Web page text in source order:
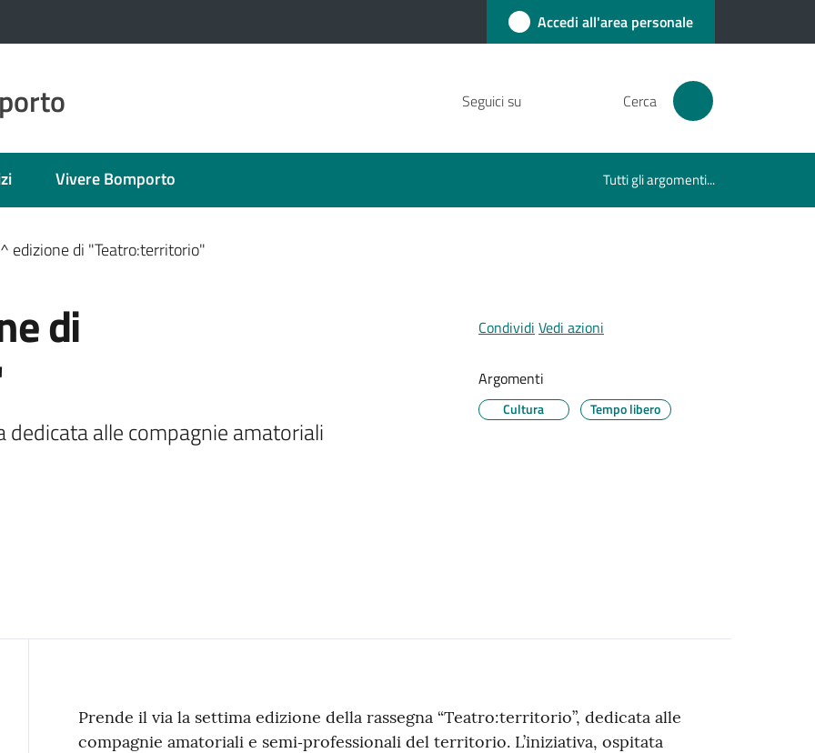
Accedi all'area personale
Seguici su Cerca
Vivere Bomporto Tutti gli argomenti...
edizione di "Teatro:territorio"
di
alle compagnie amatoriali
Condividi Vedi azioni
Argomenti
Cultura Tempo libero
Contenuto
Prende il via la settima edizione della rassegna “Teatro:territorio”, dedicata alle
compagnie amatoriali e semi‑professionali del territorio. L’iniziativa, ospitata